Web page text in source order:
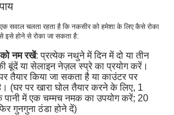
सवाल चलता रहता है कि नकसीर को हमेशा के लिए कैसे रोका
इसे होने से रोका जा सकता है:
को नम रखें: प्रत्येक नथुने में दिन में दो या तीन
बूंदें या सेलाइन नेज़ल स्प्रे का प्रयोग करें।
तैयार किया जा सकता है या काउंटर पर
(घर पर खारा घोल तैयार करने के लिए, 1
में एक चम्मच नमक का उपयोग करें; 20
गुनगुना ठंडा होने दें)